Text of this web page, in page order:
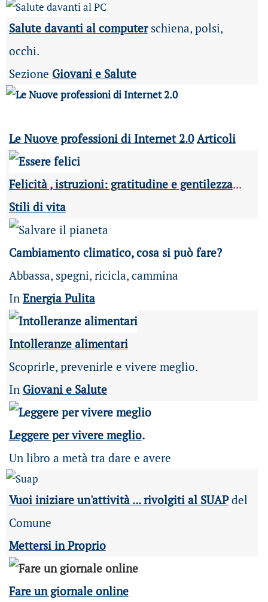
Salute davanti al computerschiena, polsi,
occhi.
Sezione Giovani e Salute
Le Nuove professioni di Internet 2.0 Articoli
Felicità , istruzioni: gratitudine e gentilezza...
Stili di vita
Cambiamento climatico, cosa si può fare?
Abbassa, spegni, ricicla, cammina
In Energia Pulita
Intolleranze alimentari
Scoprirle, prevenirle e vivere meglio.
In Giovani e Salute
Leggere per vivere meglio.
Un libro a metà tra dare e avere
Vuoi iniziare un'attività ... rivolgiti al SUAPdel
Comune
Mettersi in Proprio
Fare un giornale online